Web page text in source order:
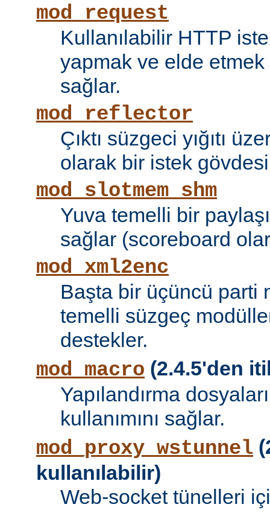
mod_request
Kullanılabilir HTTP
yapmak ve elde
sağlar.
mod_reflector
Çıktı süzgeci yığıtı
olarak bir istek
mod_slotmem_shm
Yuva temelli bir
sağlar (scoreboard
mod_xml2enc
Başta bir üçüncü parti
temelli süzgeç
destekler.
mod_macro (2.4.5'den
Yapılandırma
kullanımını sağlar.
mod_proxy_wstunnel
kullanılabilir)
Web-socket tünelleri